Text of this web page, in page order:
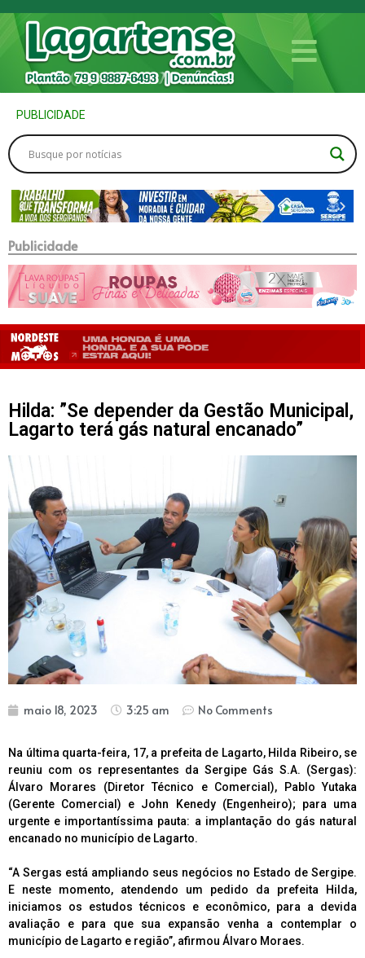
PUBLICIDADE
Publicidade
Hilda: ”Se depender da Gestão Municipal,
Lagarto terá gás natural encanado”
maio 18, 2023 3:25 am No Comments
Na última quarta-feira, 17, a prefeita de Lagarto, Hilda Ribeiro, se
reuniu com os representantes da Sergipe Gás S.A. (Sergas):
Álvaro Morares (Diretor Técnico e Comercial), Pablo Yutaka
(Gerente Comercial) e John Kenedy (Engenheiro); para uma
urgente e importantíssima pauta: a implantação do gás natural
encanado no município de Lagarto.
“A Sergas está ampliando seus negócios no Estado de Sergipe.
E neste momento, atendendo um pedido da prefeita Hilda,
iniciamos os estudos técnicos e econômico, para a devida
avaliação e para que sua expansão venha a contemplar o
município de Lagarto e região”, afirmou Álvaro Moraes.